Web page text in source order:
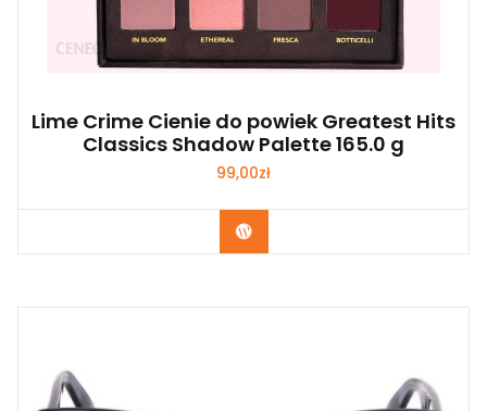
Lime Crime Cienie do powiek Greatest Hits
Classics Shadow Palette 165.0 g
99,00zł
Zobacz